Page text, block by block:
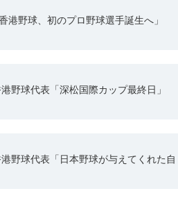
港野球、初のプロ野球選手誕生へ」
野球代表「深松国際カップ最終日」
野球代表「日本野球が与えてくれた自